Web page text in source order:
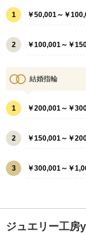
1 ￥50,001～￥
2 ￥100,001～￥
結婚指輪
1 ￥200,001～￥
2 ￥150,001～￥
3 ￥300,001～￥
ジュエリー工房